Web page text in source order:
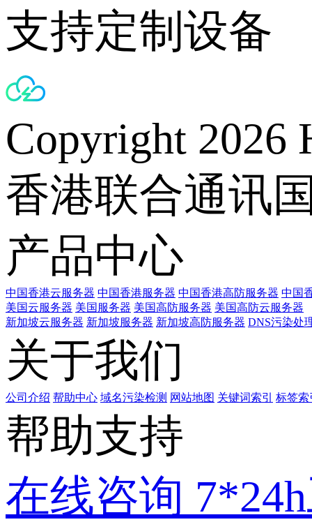
支持定制设备
Copyright 2026
香港联合通讯
产品中心
中国香港云服务器 中国香港服务器 中国香港高防服务器 中国
美国云服务器 美国服务器 美国高防服务器 美国高防云服务器
新加坡云服务器 新加坡服务器 新加坡高防服务器 DNS污染处
关于我们
公司介绍 帮助中心 域名污染检测 网站地图 关键词索引 标签索
帮助支持
在线咨询